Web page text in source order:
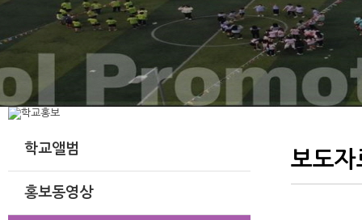
학
학교앨범
홍보동영상
보도자